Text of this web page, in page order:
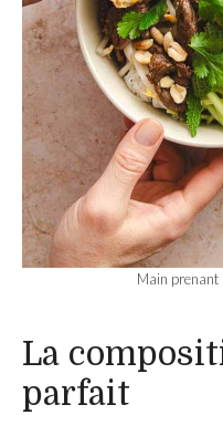
Main prenant
La
parfait